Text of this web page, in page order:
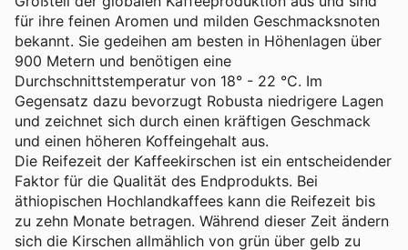
für ihre feinen Aromen und milden Geschmacksnoten
bekannt. Sie gedeihen am besten in Höhenlagen über
900 Metern und benötigen eine
Durchschnittstemperatur von 18° - 22 °C. Im
Gegensatz dazu bevorzugt Robusta niedrigere Lagen
und zeichnet sich durch einen kräftigen Geschmack
und einen höheren Koffeingehalt aus.
Die Reifezeit der Kaffeekirschen ist ein entscheidender
Faktor für die Qualität des Endprodukts. Bei
äthiopischen Hochlandkaffees kann die Reifezeit bis
zu zehn Monate betragen. Während dieser Zeit ändern
sich die Kirschen allmählich von grün über gelb zu